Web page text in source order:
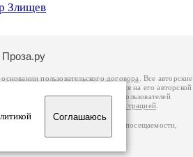
Злищев
Соглашаюсь
Проза.ру
основаниипользовательского договора
. Все авторские
к которому вы можете обратиться на его авторской
Российской Федерации. Данные пользователей
о портале связаться с администрацией
страниц по данным счетчика посещаемости,